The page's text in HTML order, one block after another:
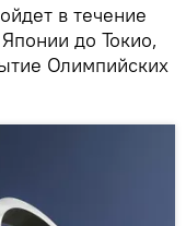
в течение
до Токио,
Олимпийских